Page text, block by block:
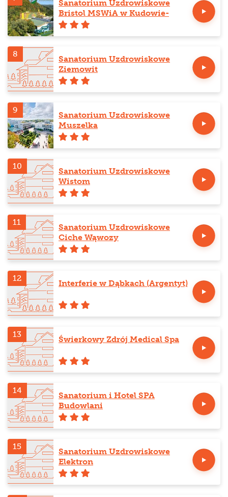
Sanatorium Uzdrowiskowe
Bristol MSWiA w Kudowie-
Zdroju
8
Sanatorium Uzdrowiskowe
Ziemowit
9
Sanatorium Uzdrowiskowe
Muszelka
10
Sanatorium Uzdrowiskowe
Wistom
11
Sanatorium Uzdrowiskowe
Ciche Wąwozy
12
Interferie w Dąbkach (Argentyt)
13
Świerkowy Zdrój Medical Spa
14
Sanatorium i Hotel SPA
Budowlani
15
Sanatorium Uzdrowiskowe
Elektron